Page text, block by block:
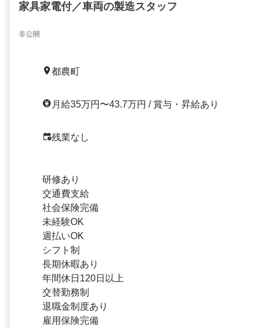
家具家電付／車両の製造スタッフ
非公開
都農町
月給35万円〜43.7万円 / 賞与・昇給あり
残業なし
研修あり
交通費支給
社会保険完備
未経験OK
週払いOK
シフト制
長期休暇あり
年間休日120日以上
交替勤務制
退職金制度あり
雇用保険完備